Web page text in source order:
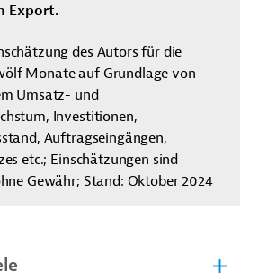
Export.
des Autors für die
Monate auf Grundlage von
Umsatz- und
Investitionen,
Auftragseingängen,
etc.; Einschätzungen sind
Gewähr; Stand: Oktober 2024